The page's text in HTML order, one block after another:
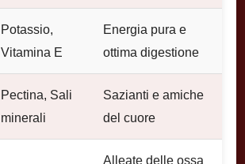
Potassio,
Vitamina E
Energia pura e
ottima digestione
Pectina, Sali
minerali
Sazianti e amiche
del cuore
Alleate delle ossa